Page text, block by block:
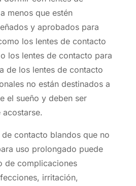
menos que estén
y aprobados para
los lentes de contacto
los lentes de contacto para
de los lentes de contacto
no están destinados a
el sueño y deben ser
acostarse.
contacto blandos que no
uso prolongado puede
de complicaciones
irritación,